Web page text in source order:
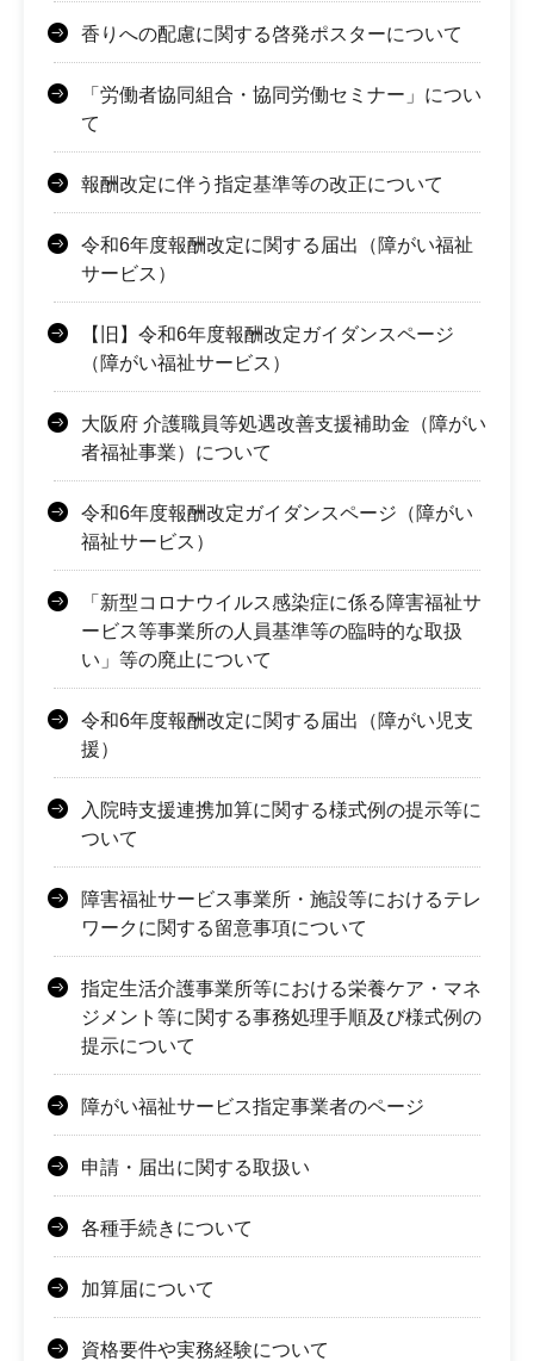
香りへの配慮に関する啓発ポスターについて
「労働者協同組合・協同労働セミナー」につい
て
報酬改定に伴う指定基準等の改正について
令和6年度報酬改定に関する届出（障がい福祉
サービス）
【旧】令和6年度報酬改定ガイダンスページ
（障がい福祉サービス）
大阪府 介護職員等処遇改善支援補助金（障がい
者福祉事業）について
令和6年度報酬改定ガイダンスページ（障がい
福祉サービス）
「新型コロナウイルス感染症に係る障害福祉サ
ービス等事業所の人員基準等の臨時的な取扱
い」等の廃止について
令和6年度報酬改定に関する届出（障がい児支
援）
入院時支援連携加算に関する様式例の提示等に
ついて
障害福祉サービス事業所・施設等におけるテレ
ワークに関する留意事項について
指定生活介護事業所等における栄養ケア・マネ
ジメント等に関する事務処理手順及び様式例の
提示について
障がい福祉サービス指定事業者のページ
申請・届出に関する取扱い
各種手続きについて
加算届について
資格要件や実務経験について